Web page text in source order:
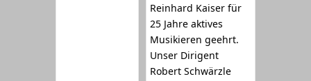
Reinhard Kaiser für
25 Jahre aktives
Musikieren geehrt.
Unser Dirigent
Robert Schwärzle